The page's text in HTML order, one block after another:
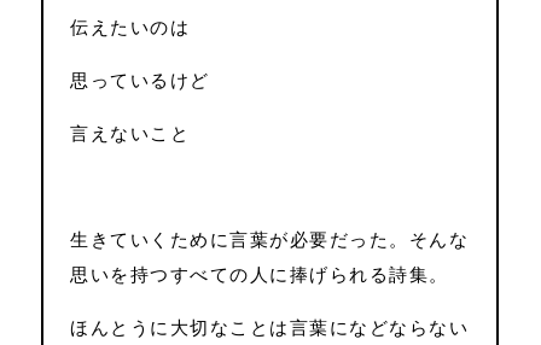
伝えたいのは
思っているけど
言えないこと
生きていくために言葉が必要だった。そんな
思いを持つすべての人に捧げられる詩集。
ほんとうに大切なことは言葉になどならない